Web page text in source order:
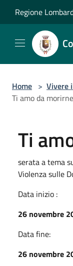
Regione
Home > Vivere
Ti amo da morirne
Ti
serata a tema
Violenza sulle
Data inizio :
26 novembre
Data fine:
26 novembre